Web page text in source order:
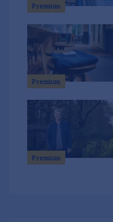
Premium
Premium
Premium